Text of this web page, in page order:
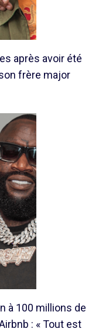
après avoir été
frère major
à 100 millions de
: « Tout est